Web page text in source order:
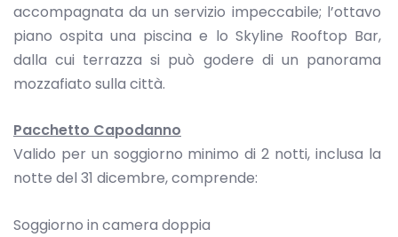
accompagnata da un servizio impeccabile; l’ottavo
piano ospita una piscina e lo Skyline Rooftop Bar,
dalla cui terrazza si può godere di un panorama
mozzafiato sulla città.
Pacchetto Capodanno
Valido per un soggiorno minimo di 2 notti, inclusa la
notte del 31 dicembre, comprende:
Soggiorno in camera doppia